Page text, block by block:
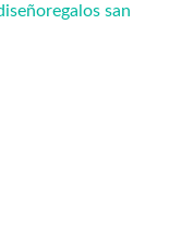
regalos san